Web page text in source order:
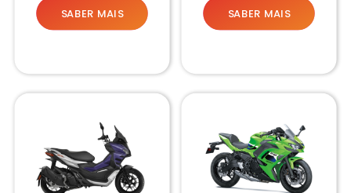
SABER MAIS SABER MAIS